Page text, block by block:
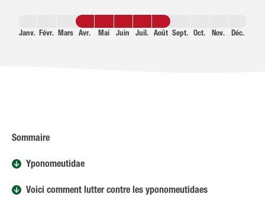
Janv. Févr. Mars Avr. Mai Juin Juil. Août Sept. Oct. Nov. Déc.
Sommaire
Yponomeutidae
Voici comment lutter contre les yponomeutidaes